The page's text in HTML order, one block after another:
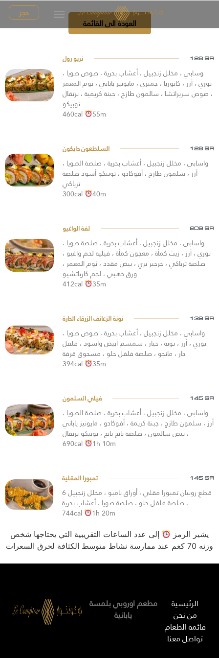
حجز
العودة الى القائمة
128 SR
وسابي ، مخلل زنجبيل ، أعشاب بحرية ، صوص صويا ،
نوري ، أرز ، كابوريا ، جمبري ، مايونيز ياباني ، ثوم المعمر
، صوص سريراتشا ، سالمون طازج ، جبنة كريمية ، برتقال
توبيكو
460cal
55m
السلطعون دايكون 128 SR
واسابي ، مخلل زنجبيل ، أعشاب بحرية ، صلصة الصويا ،
أرز ، سلمون طازج ، أفوكادو ، توبيكو أسود صلصة
ترياكي
300cal
40m
209 SR
واسابي ، مخلل زنجبيل ، أعشاب بحرية ، صلصة صويا ،
نوري ، أرز ، زيت كمأة ، معجون كمأة ، فيليه لحم واغيو ،
صلصة ترياكي ، جرجير بري ، بيض مقدد ، ثوم المعمر ،
ورق ذهبي ، لحم كارباتشيو
412cal
35m
تونة الزعانف الزرقاء الحارة 139 SR
واسابي ، مخلل زنجبيل ، أعشاب بحرية ، صوص صويا ،
نوري ، أرز ، تونة ، خيار ، سمسم أبيض وأسود ، فلفل
حار ، مانجو ، صلصة فلفل حلو ، مسحوق قرفة
394cal
35m
145 SR
واسابي ، مخلل زنجبيل ، أعشاب بحرية ، صلصة الصويا ،
أرز ، سلمون طازج ، جبنة كريمة ، أفوكادو ، مايونيز ياباني
، بيض سالمون ، صلصة بانج بانج ، توبيكو برتقال
690cal
1h 10m
145 SR
6 قطع روبيان تمبورا مقلي ، أوراق بامبو ، مخلل زنجبيل
، صلصة فلفل حلو ، صلصة صويا ، أعشاب بحرية
744cal
1h 20m
يشير الرمز
إلى عدد الساعات التقريبية التي يحتاجها شخص
وزنه 70 كغم عند ممارسة نشاط متوسط الكثافة لحرق السعرات
مطعم اوروبي بلمسة
يابانية
الرئيسية
من نحن
قائمة الطعام
تواصل معنا